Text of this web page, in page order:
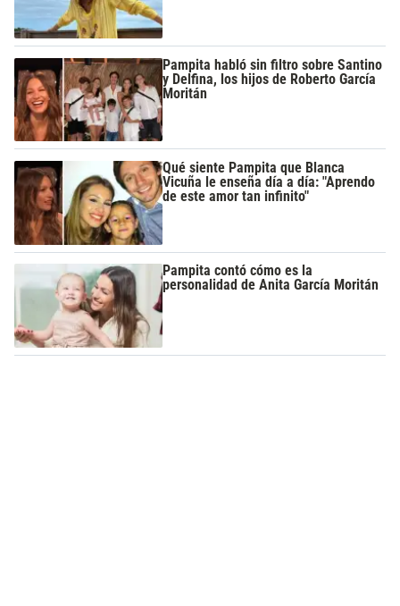
Pampita habló sin filtro sobre Santino
y Delfina, los hijos de Roberto García
Moritán
Qué siente Pampita que Blanca
Vicuña le enseña día a día: "Aprendo
de este amor tan infinito"
Pampita contó cómo es la
personalidad de Anita García Moritán